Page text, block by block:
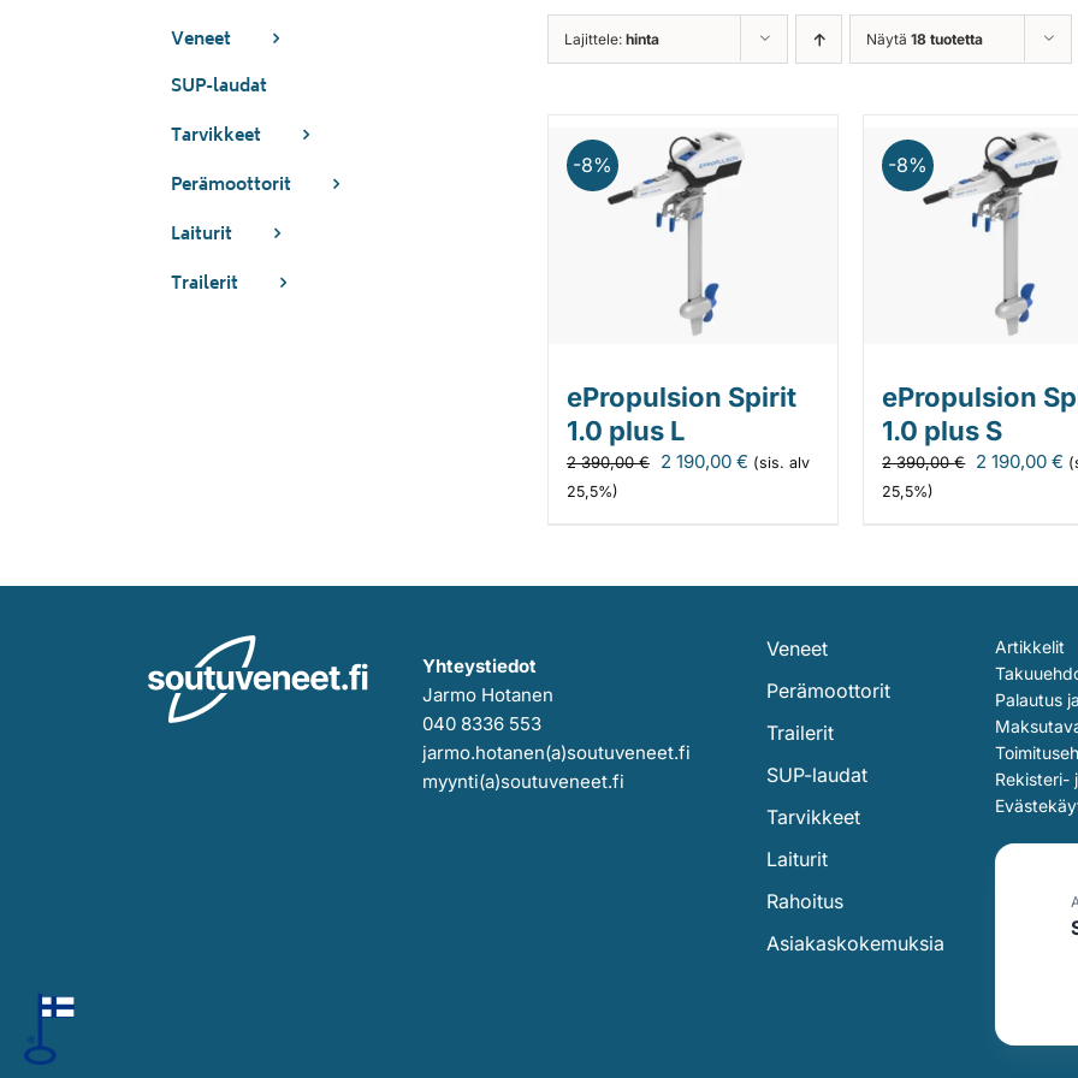
Lajittele: hinta Näytä 18 tuotetta
-8%
ePropulsion Spirit
1.0 plus L
2 390,00€
Alkuperäinen
2 190,00 € Nykyinen
(sis. alv
25,5%)
-8%
ePropulsion
1.0 plus S
2 390,00€ 2 190,00€
25,5%)
Veneet
SUP-laudat
Tarvikkeet
Perämoottorit
Laiturit
Trailerit
Yhteystiedot
Jarmo Hotanen
040 8336 553
jarmo.hotanen(a)soutuveneet.fi
myynti(a)soutuveneet.fi
Veneet
Perämoottorit
Trailerit
SUP-laudat
Tarvikkeet
Laiturit
Rahoitus
Asiakaskokemuksia
Artikkelit
Palautus
Rekisteri-